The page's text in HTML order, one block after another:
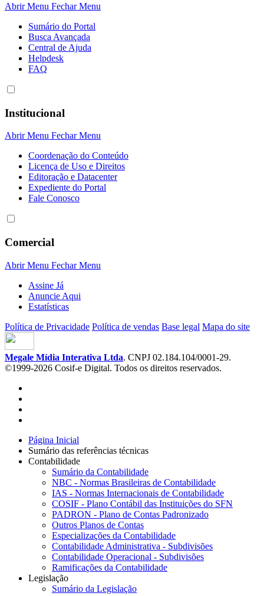
Abrir Menu Fechar Menu
Sumário do Portal
Busca Avançada
Central de Ajuda
Helpdesk
FAQ
Institucional
Abrir Menu Fechar Menu
Coordenação do Conteúdo
Licença de Uso e Direitos
Editoração e Datacenter
Expediente do Portal
Fale Conosco
Comercial
Abrir Menu Fechar Menu
Assine Já
Anuncie Aqui
Estatísticas
Política de Privacidade Política de vendas Base legal Mapa do site
Megale Mídia Interativa Ltda. CNPJ 02.184.104/0001-29.
©1999-2026 Cosif-e Digital. Todos os direitos reservados.
Página Inicial
Sumário das referências técnicas
Contabilidade
Sumário da Contabilidade
NBC - Normas Brasileiras de Contabilidade
IAS - Normas Internacionais de Contabilidade
COSIF - Plano Contábil das Instituições do SFN
PADRON - Plano de Contas Padronizado
Outros Planos de Contas
Especializações da Contabilidade
Contabilidade Administrativa - Subdivisões
Contabilidade Operacional - Subdivisões
Ramificações da Contabilidade
Legislação
Sumário da Legislação